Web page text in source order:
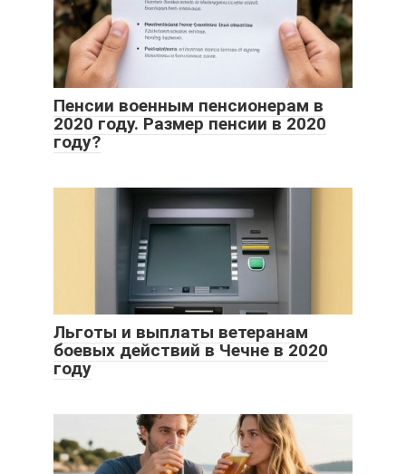
Пенсии военным пенсионерам в
2020 году. Размер пенсии в 2020
году?
Льготы и выплаты ветеранам
боевых действий в Чечне в 2020
году